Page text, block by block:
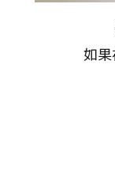
如